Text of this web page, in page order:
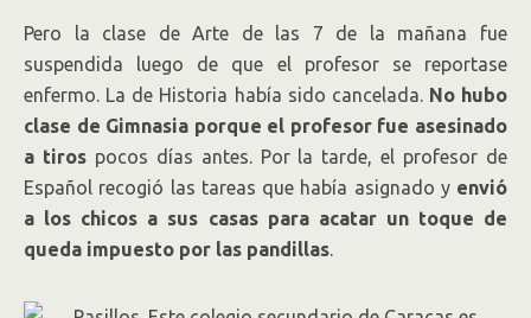
Pero la clase de Arte de las 7 de la mañana fue
suspendida luego de que el profesor se reportase
enfermo. La de Historia había sido cancelada. No hubo
clase de Gimnasia porque el profesor fue asesinado
a tiros pocos días antes. Por la tarde, el profesor de
Español recogió las tareas que había asignado yenvió
a los chicos a sus casas para acatar un toque de
queda impuesto por las pandillas.